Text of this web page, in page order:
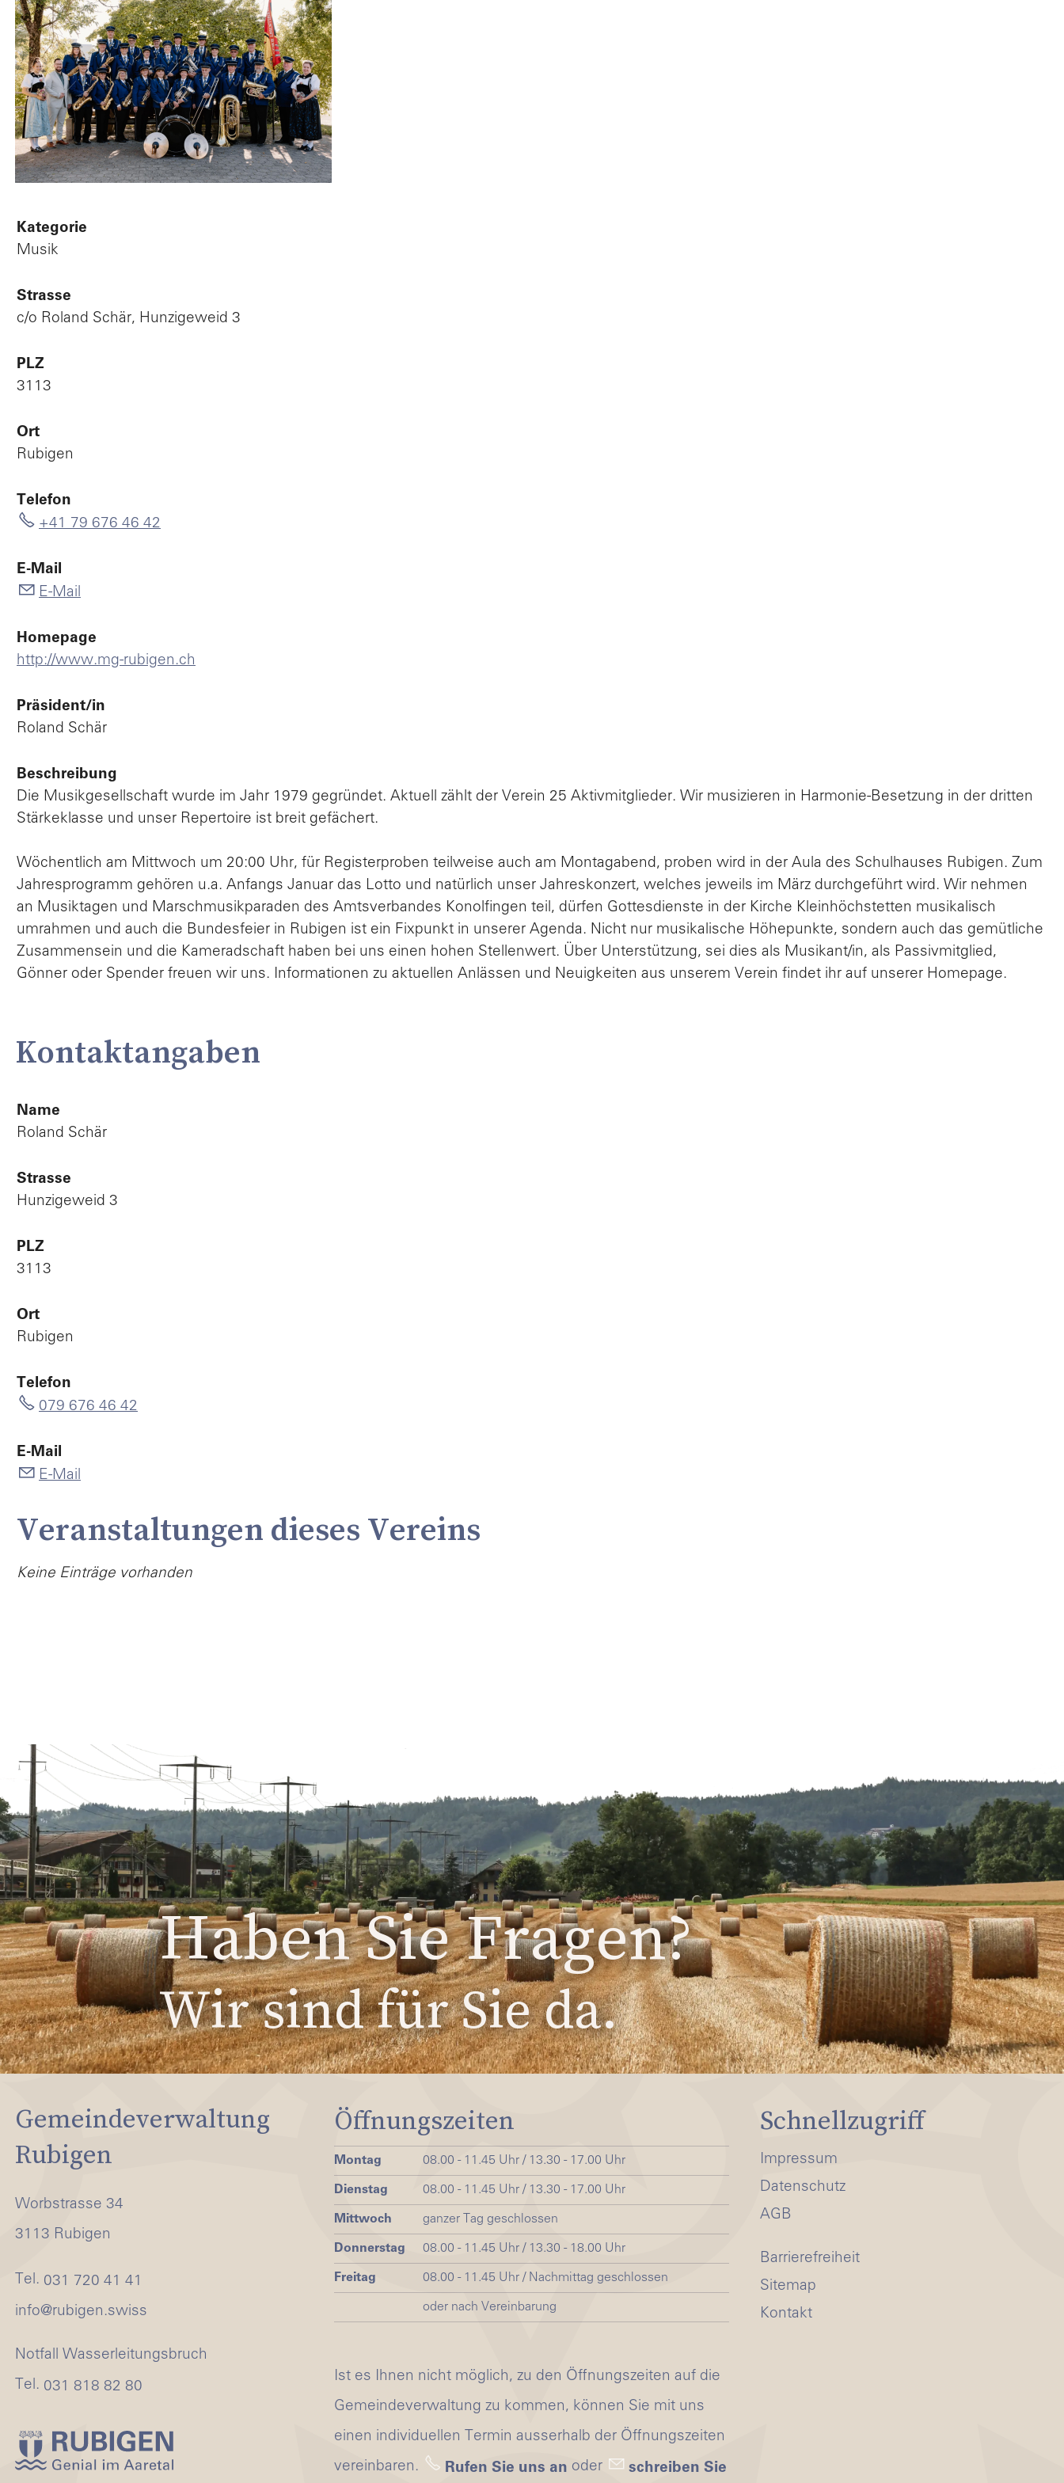
Politik &
Verwaltung
Kategorie
Musik
Strasse
c/o Roland Schär, Hunzigeweid 3
PLZ
3113
Ort
Rubigen
Telefon
+41 79 676 46 42
E-Mail
E-Mail
Homepage
http://www.mg-rubigen.ch
Präsident/in
Roland Schär
Beschreibung
Die Musikgesellschaft wurde im Jahr 1979 gegründet. Aktuell zählt der Verein 25 Aktivmitglieder. Wir musizieren in Harmonie-Besetzung in der dritten
Stärkeklasse und unser Repertoire ist breit gefächert.
Wöchentlich am Mittwoch um 20:00 Uhr, für Registerproben teilweise auch am Montagabend, proben wird in der Aula des Schulhauses Rubigen. Zum
Jahresprogramm gehören u.a. Anfangs Januar das Lotto und natürlich unser Jahreskonzert, welches jeweils im März durchgeführt wird. Wir nehmen
an Musiktagen und Marschmusikparaden des Amtsverbandes Konolfingen teil, dürfen Gottesdienste in der Kirche Kleinhöchstetten musikalisch
umrahmen und auch die Bundesfeier in Rubigen ist ein Fixpunkt in unserer Agenda. Nicht nur musikalische Höhepunkte, sondern auch das gemütliche
Zusammensein und die Kameradschaft haben bei uns einen hohen Stellenwert. Über Unterstützung, sei dies als Musikant/in, als Passivmitglied,
Gönner oder Spender freuen wir uns. Informationen zu aktuellen Anlässen und Neuigkeiten aus unserem Verein findet ihr auf unserer Homepage.
Kontaktangaben
Name
Roland Schär
Strasse
Hunzigeweid 3
PLZ
3113
Ort
Rubigen
Telefon
079 676 46 42
E-Mail
E-Mail
Veranstaltungen dieses Vereins
Keine Einträge vorhanden
Haben Sie Fragen?
Wir sind für Sie da.
Gemeindeverwaltung
Rubigen
Worbstrasse 34
3113 Rubigen
Tel. 031 720 41 41
nf
r b g n sw ss
Notfall Wasserleitungsbruch
Tel. 031 818 82 80
Öffnungszeiten
Montag 08.00 - 11.45 Uhr / 13.30 - 17.00 Uhr
Dienstag 08.00 - 11.45 Uhr / 13.30 - 17.00 Uhr
Mittwoch ganzer Tag geschlossen
Donnerstag 08.00 - 11.45 Uhr / 13.30 - 18.00 Uhr
Freitag 08.00 - 11.45 Uhr / Nachmittag geschlossen
oder nach Vereinbarung
Ist es Ihnen nicht möglich, zu den Öffnungszeiten auf die
Gemeindeverwaltung zu kommen, können Sie mit uns
einen individuellen Termin ausserhalb der Öffnungszeiten
vereinbaren.
Rufen Sie uns an oder schreiben Sie
Schnellzugriff
Impressum
Datenschutz
AGB
Barrierefreiheit
Sitemap
Kontakt